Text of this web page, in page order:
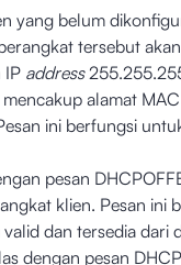
yang belum
tersebut
IP address
alamat
ini berfungsi
pesan
klien. Pesan ini
dan tersedia dari
dengan pesan